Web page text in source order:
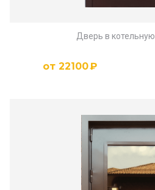
Дверь в котельную
от 22100₽